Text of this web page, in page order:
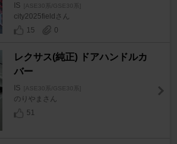
IS [ASE30系/GSE30系]
city2025fieldさん
15
0
レクサス(純正) ドアハンドルカ
バー
IS [ASE30系/GSE30系]
のりやまさん
51